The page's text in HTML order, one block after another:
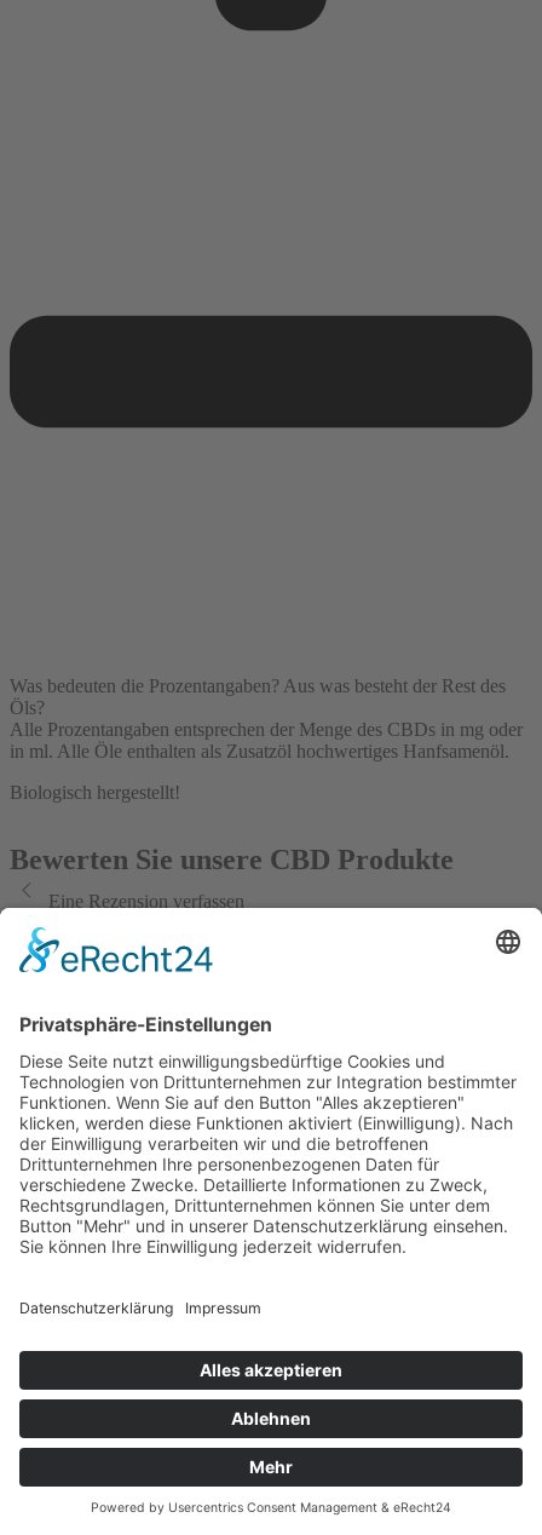
Was bedeuten die Prozentangaben? Aus was besteht der Rest des
Öls?
Alle Prozentangaben entsprechen der Menge des CBDs in mg oder
in ml. Alle Öle enthalten als Zusatzöl hochwertiges Hanfsamenöl.
Biologisch hergestellt!
Bewerten Sie unsere CBD Produkte
Eine Rezension verfassen
AlphaVital SYNERGY | 2,5% wasserlösliches CBD | THC frei |
Inhalt 10 ml